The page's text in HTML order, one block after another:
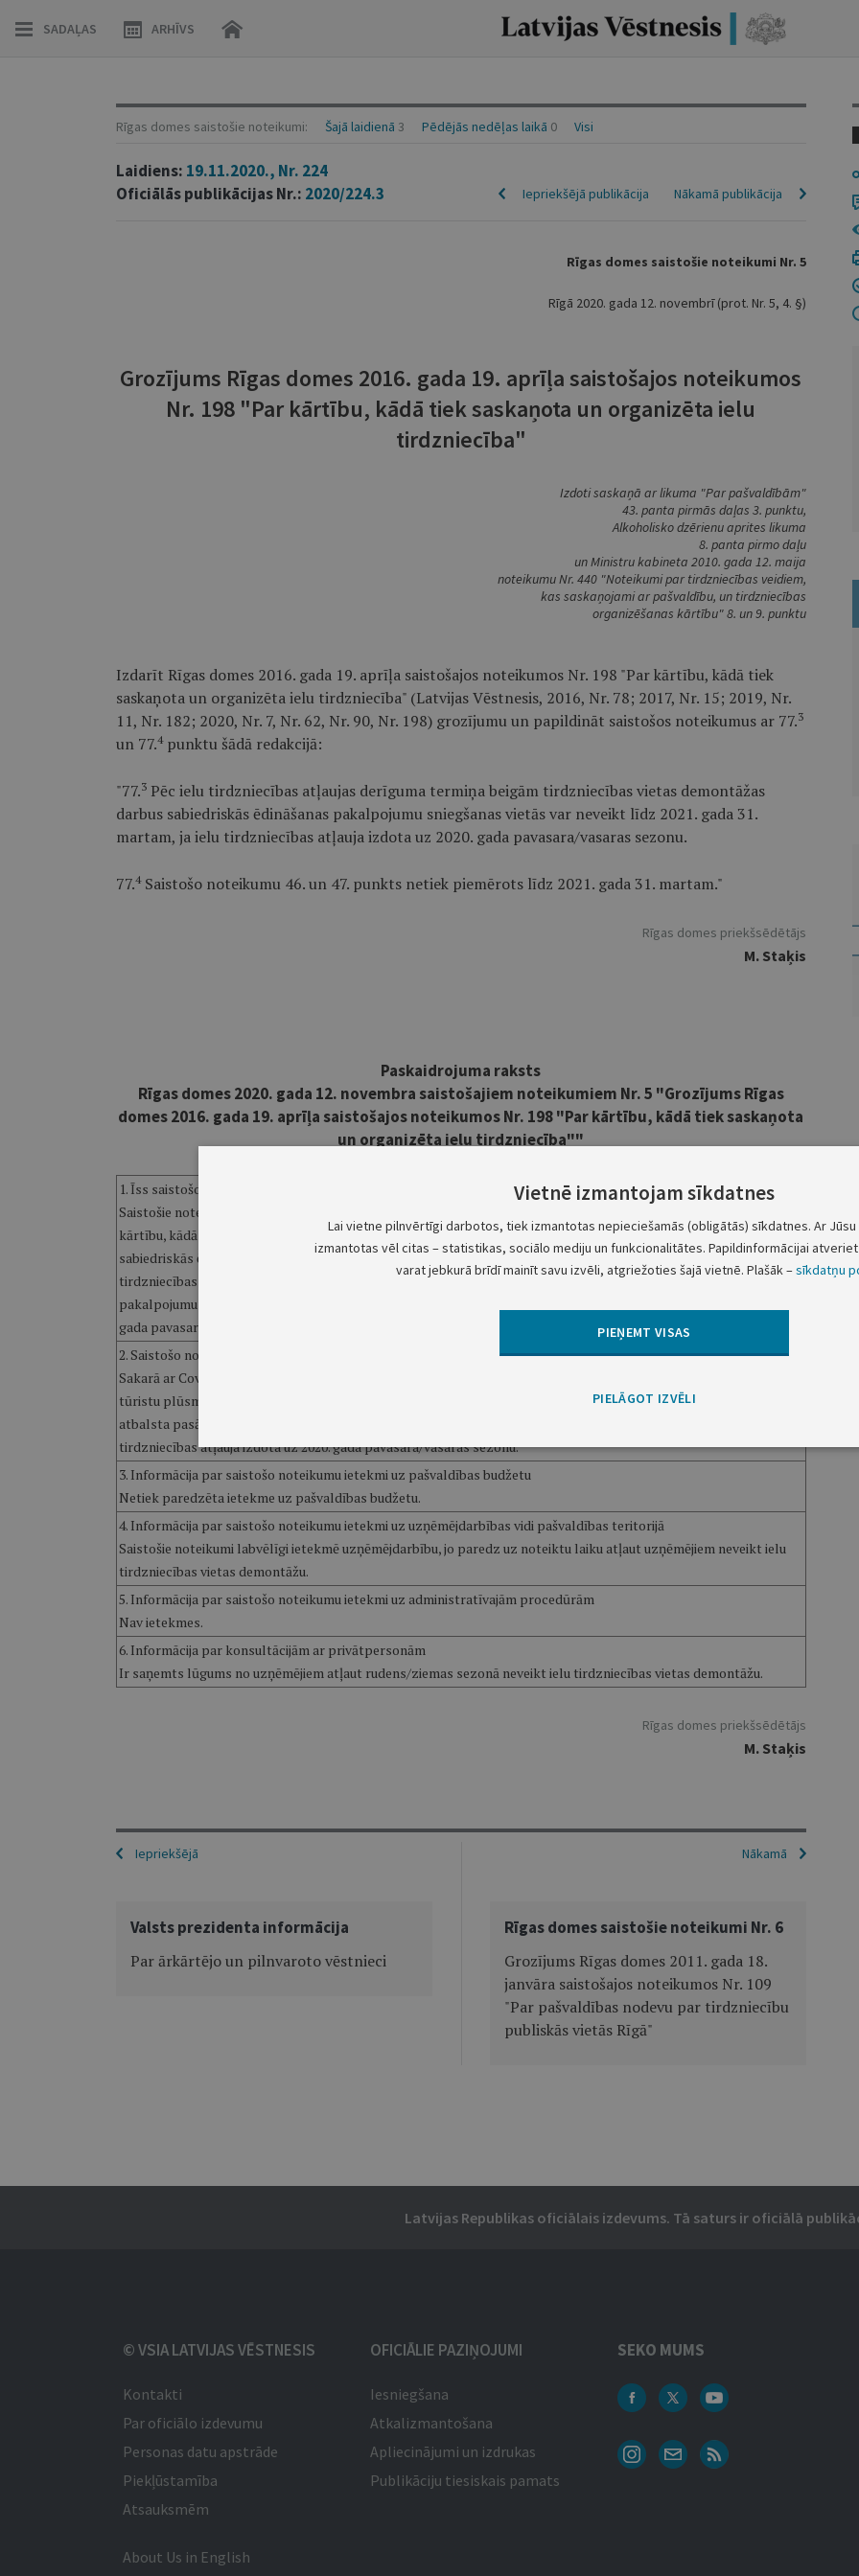
SADAĻAS ARHĪVS
Rīgas domes saistošie noteikumi: Šajā laidienā 3 Pēdējās nedēļas laikā 0 Visi
Laidiens: 19.11.2020., Nr. 224
Oficiālās publikācijas Nr.: 2020/224.3 Nākamā publikācija
Iepriekšējā publikācija
Rīgas domes saistošie noteikumi Nr. 5
Rīgā 2020. gada 12. novembrī (prot. Nr. 5, 4. §)
Grozījums Rīgas domes 2016. gada 19. aprīļa saistošajos noteikumos
Nr. 198 "Par kārtību, kādā tiek saskaņota un organizēta ielu
tirdzniecība"
Izdoti saskaņā ar likuma "Par pašvaldībām"
43. panta pirmās daļas 3. punktu,
Alkoholisko dzērienu aprites likuma
8. panta pirmo daļu
un Ministru kabineta 2010. gada 12. maija
noteikumu Nr. 440 "Noteikumi par tirdzniecības veidiem,
kas saskaņojami ar pašvaldību, un tirdzniecības
organizēšanas kārtību" 8. un 9. punktu
Izdarīt Rīgas domes 2016. gada 19. aprīļa saistošajos noteikumos Nr. 198 "Par kārtību, kādā tiek
saskaņota un organizēta ielu tirdzniecība" (Latvijas Vēstnesis, 2016, Nr. 78; 2017, Nr. 15; 2019, Nr.
11, Nr. 182; 2020, Nr. 7, Nr. 62, Nr. 90, Nr. 198) grozījumu un papildināt saistošos noteikumus ar 77.3
un 77.4punktu šādā redakcijā:
"77.3Pēc ielu tirdzniecības atļaujas derīguma termiņa beigām tirdzniecības vietas demontāžas
darbus sabiedriskās ēdināšanas pakalpojumu sniegšanas vietās var neveikt līdz 2021. gada 31.
martam, ja ielu tirdzniecības atļauja izdota uz 2020. gada pavasara/vasaras sezonu.
77.4Saistošo noteikumu 46. un 47. punkts netiek piemērots līdz 2021. gada 31. martam."
Rīgas domes priekšsēdētājs
M. Staķis
Paskaidrojuma raksts
Rīgas domes 2020. gada 12. novembra saistošajiem noteikumiem Nr. 5 "Grozījums Rīgas
domes 2016. gada 19. aprīļa saistošajos noteikumos Nr. 198 "Par kārtību, kādā tiek saskaņota
un organizēta ielu tirdzniecība""
1. Īss saistošo noteikumu satura izklāsts
Saistošie noteikumi paredz uz laiku apturēt Rīgas domes 2016. gada 19. aprīļa saistošo noteikumu Nr. 198 "Par
kārtību, kādā tiek saskaņota un organizēta ielu tirdzniecība" 46. un 47. punkta darbību, kas nosaka prasības
sabiedriskās ēdināšanas pakalpojumu sniegšanas vietai rudens/ziemas sezonā. Vienlaikus tiek noteikts, ka pēc ielu
tirdzniecības atļaujas derīguma termiņa beigām tirdzniecības vietas demontāžas darbus sabiedriskās ēdināšanas
pakalpojumu sniegšanas vietās var neveikt līdz 2021. gada 31. martam, ja ielu tirdzniecības atļauja izdota uz 2020.
gada pavasara/vasaras sezonu.
2. Saistošo noteikumu nepieciešamības pamatojums
Sakarā ar Covid-19 izplatību un valstī noteiktajiem ierobožojumiem ir ļoti būtiski samazinājusies iedzīvotāju un
tūristu plūsma pilsētā, kas tieši ietekmē tādas nozares kā sabiedriskā ēdināšana, tādējādi ir nepieciešami uzņēmēju
atbalsta pasākumi, atļaujot uzņēmējiem rudens/ziemas sezonā neveikt ielu tirdzniecības vietas demontāžu, ja ielu
tirdzniecības atļauja izdota uz 2020. gada pavasara/vasaras sezonu.
3. Informācija par saistošo noteikumu ietekmi uz pašvaldības budžetu
Netiek paredzēta ietekme uz pašvaldības budžetu.
4. Informācija par saistošo noteikumu ietekmi uz uzņēmējdarbības vidi pašvaldības teritorijā
Saistošie noteikumi labvēlīgi ietekmē uzņēmējdarbību, jo paredz uz noteiktu laiku atļaut uzņēmējiem neveikt ielu
tirdzniecības vietas demontāžu.
5. Informācija par saistošo noteikumu ietekmi uz administratīvajām procedūrām
Nav ietekmes.
6. Informācija par konsultācijām ar privātpersonām
Ir saņemts lūgums no uzņēmējiem atļaut rudens/ziemas sezonā neveikt ielu tirdzniecības vietas demontāžu.
Rīgas domes priekšsēdētājs
M. Staķis
Iepriekšējā Nākamā
Valsts prezidenta informācija
Par ārkārtējo un pilnvaroto vēstnieci
Rīgas domes saistošie noteikumi Nr. 6
Grozījums Rīgas domes 2011. gada 18.
janvāra saistošajos noteikumos Nr. 109
"Par pašvaldības nodevu par tirdzniecību
publiskās vietās Rīgā"
Latvijas Republikas oficiālais izdevums. Tā saturs ir oficiālā
© VSIA LATVIJAS VĒSTNESIS
Kontakti
Par oficiālo izdevumu
Personas datu apstrāde
Piekļūstamība
Atsauksmēm
About Us in English
OFICIĀLIE PAZIŅOJUMI
Iesniegšana
Atkalizmantošana
Apliecinājumi un izdrukas
Publikāciju tiesiskais pamats
SEKO MUMS
Vietnē izmantojam sīkdatnes
Lai vietne pilnvērtīgi darbotos, tiek izmantotas nepieciešamās (obligātās) sīkdatnes. Ar
izmantotas vēl citas – statistikas, sociālo mediju un funkcionalitātes. Papildinformācijai
varat jebkurā brīdī mainīt savu izvēli, atgriežoties šajā vietnē. Plašāk –sīkdatņu
PIEŅEMT VISAS
PIELĀGOT IZVĒLI